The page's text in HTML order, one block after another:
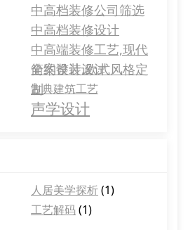
中高档装修公司筛选
中高档装修设计
中高端装修工艺,现代
简约设计,欧式风格定
制
全案整装设计
古典建筑工艺
声学设计
人居美学探析(1)
工艺解码 (1)